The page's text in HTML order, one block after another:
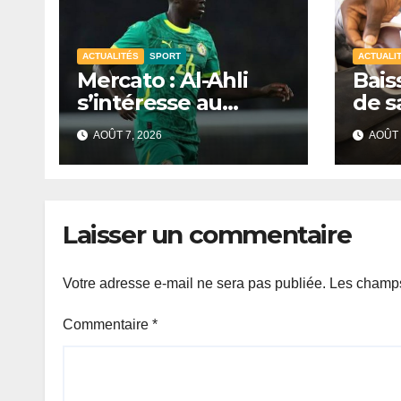
ACTUALITÉS SPORT
Mercato : Al-Ahli
s’intéresse au
Sénégalais Pape
Guèye
AOÛT 7, 2026
de
de
Laisser un commentaire
Votre adresse e-mail ne sera pas publiée. Les
Commentaire *